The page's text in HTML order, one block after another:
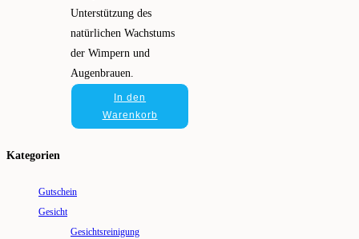
Unterstützung des
natürlichen Wachstums
der Wimpern und
Augenbrauen.
In den
Warenkorb
Kategorien
Gutschein
Gesicht
Gesichtsreinigung